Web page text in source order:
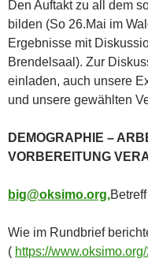
Den Auftakt zu all dem
bilden (So 26.Mai im
Ergebnisse mit
Brendelsaal). Zur
einladen, auch unsere
und unsere gewählten
DEMOGRAPHIE –
VORBEREITUNG
big@oksimo.org,
Wie im Rundbrief
( https://